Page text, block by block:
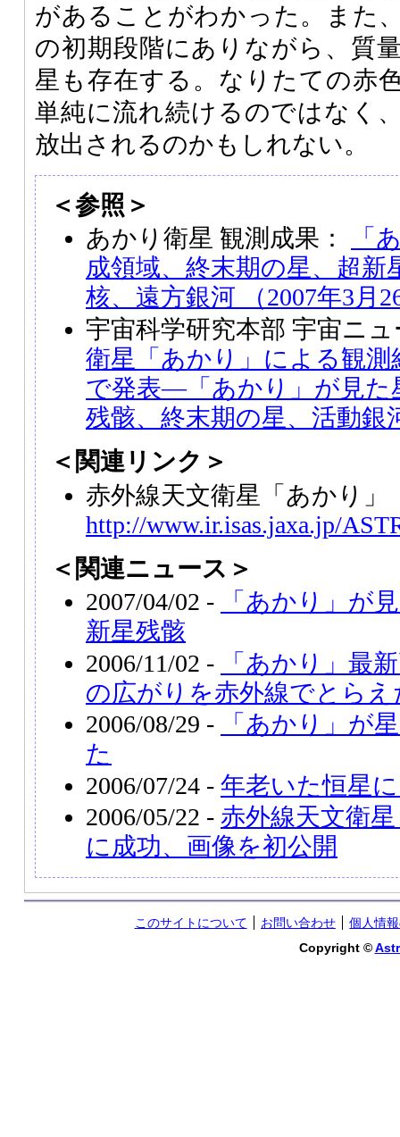
があることがわかった。また
の初期段階にありながら、質
星も存在する。なりたての赤
単純に流れ続けるのではなく
放出されるのかもしれない。
＜参照＞
あかり衛星 観測成果：
「
成領域、終末期の星、超新
核、遠方銀河 （2007年3月
宇宙科学研究本部 宇宙ニ
衛星「あかり」による観測
で発表―「あかり」が見た
残骸、終末期の星、活動
＜関連リンク＞
赤外線天文衛星「あかり」
http://www.ir.isas.jaxa.jp/
＜関連ニュース＞
2007/04/02 -
「あかり」が
新星残骸
2006/11/02 -
「あかり」最
の広がりを赤外線でとらえ
2006/08/29 -
「あかり」が
た
2006/07/24 - 年老いた恒星
2006/05/22 - 赤外線天文衛
に成功、画像を初公開
このサイトについて お問い合わせ
個人情
Copyright ©